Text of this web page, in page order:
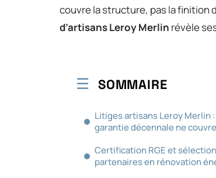
couvre la structure, pas la finition
d’artisans Leroy Merlin révèle
SOMMAIRE
Litiges artisans Leroy Merlin
garantie décennale ne
Certification RGE et
partenaires en rénovation